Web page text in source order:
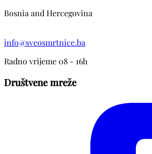
Bosnia and Hercegovina
info@sveosmrtnice.ba
Radno vrijeme 08 - 16h
Društvene mreže